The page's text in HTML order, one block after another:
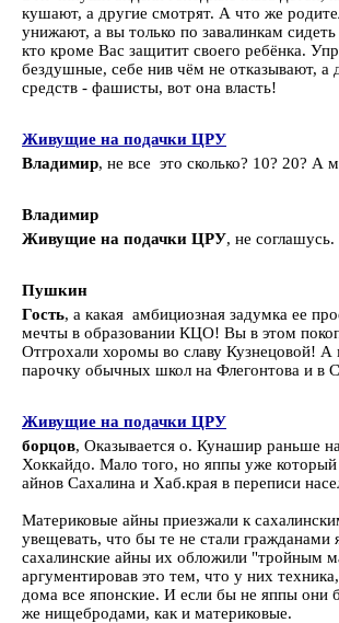
кушают, а другие смотрят. А что же
унижают, а вы только по завалинкам
кто кроме Вас защитит своего ребёнка.
бездушные, себе нив чём не отказывают, а
средств - фашисты, вот она власть!
Живущие на подачки ЦРУ
Владимир, не все это сколько? 10? 20? А
Владимир
Живущие на подачки ЦРУ, не
Пушкин
Гость, а какая амбициозная задумка ее
мечты в образовании КЦО! Вы в этом
Отгрохали хоромы во славу Кузнецовой!
парочку обычных школ на Флегонтова и в
Живущие на подачки ЦРУ
борцов, Оказывается о. Кунашир раньше
Хоккайдо. Мало того, но яппы уже
айнов Сахалина и Хаб.края в переписи
Материковые айны приезжали к
увещевать, что бы те не стали гражданами
сахалинские айны их обложили "тройным
аргументировав это тем, что у них
дома все японские. И если бы не яппы они
же нищебродами, как и материковые.